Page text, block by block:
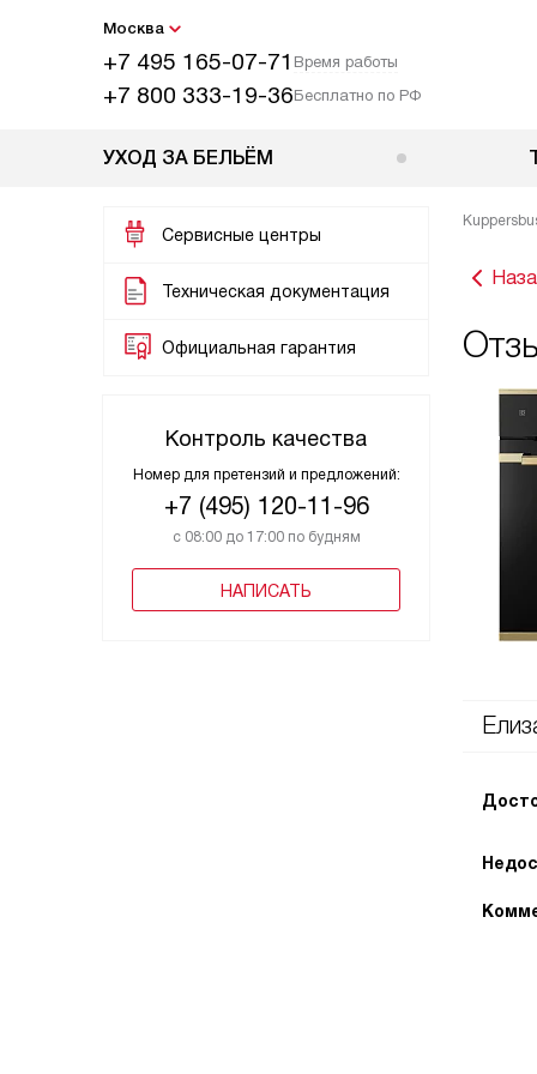
Москва
+7 495 165-07-71 Время работы
+7 800 333-19-36Бесплатно по РФ
УХОД ЗА БЕЛЬЁМ
Сервисные центры
Техническая документация
Официальная гарантия
Контроль качества
Номер для претензий и предложений:
+7 (495) 120-11-96
с 08:00 до 17:00 по будням
НАПИСАТЬ